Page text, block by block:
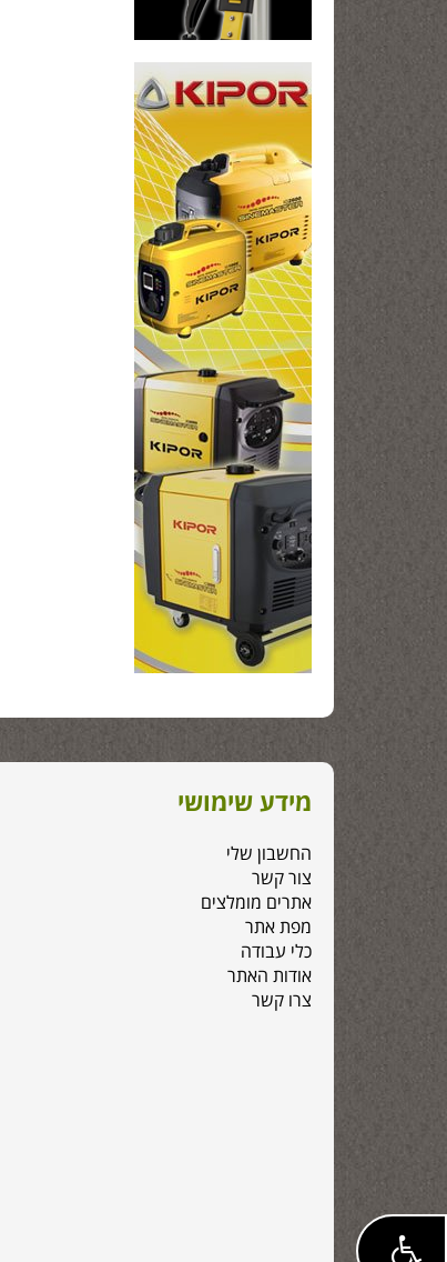
מידע שימושי
החשבון שלי
צור קשר
אתרים מומלצים
מפת אתר
כלי עבודה
אודות האתר
צרו קשר